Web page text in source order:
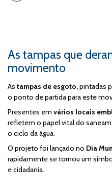
As tampas que
movimento
As tampas de esgoto,pintadas
o ponto de partida para este
Presentes em vários locais
refletem o papel vital do
o ciclo da água.
O projeto foi lançado no Dia
rapidamente se tornou um
e cidadania.